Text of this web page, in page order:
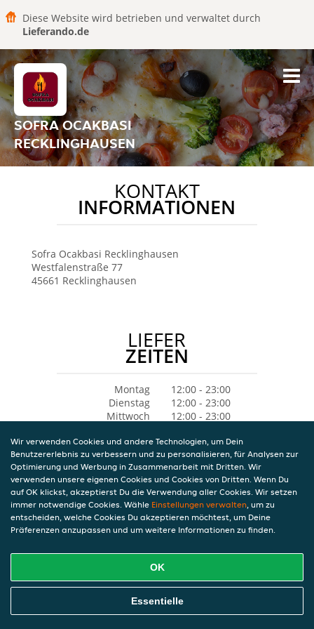
Diese Website wird betrieben und verwaltet durch
Lieferando.de
SOFRA OCAKBASI
RECKLINGHAUSEN
KONTAKT
INFORMATIONEN
Sofra Ocakbasi Recklinghausen
Westfalenstraße 77
45661 Recklinghausen
LIEFER
ZEITEN
Montag
12:00 - 23:00
Dienstag
12:00 - 23:00
Mittwoch
12:00 - 23:00
Freitag
12:00 - 23:00
Samstag
12:00 - 23:00
Sonntag
12:00 - 23:00
Wir verwenden Cookies und andere Technologien, um Dein
Benutzererlebnis zu verbessern und zu personalisieren, für Analysen zur
Optimierung und Werbung in Zusammenarbeit mit Dritten. Wir
verwenden unsere eigenen Cookies und Cookies von Dritten. Wenn Du
auf OK klickst, akzeptierst Du die Verwendung aller Cookies. Wir setzen
immer notwendige Cookies. Wähle Einstellungen verwalten, um zu
entscheiden, welche Cookies Du akzeptieren möchtest, um Deine
Präferenzen anzupassen und um weitere Informationen zu finden.
OK
Essentielle